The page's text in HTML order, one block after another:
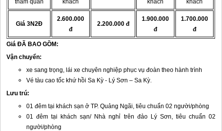
thăm quan
khách
khách
khách
Giá 3N2Đ
2.600.000
đ
2.200.000 đ
1.900.000
đ
1.700.000
đ
Giá ĐÃ BAO GỒM:
Vận chuyển:
xe sang trọng, lái xe chuyên nghiệp phục vụ đoàn theo hành trình
Vé tàu cao tốc khứ hồi Sa Kỳ - Lý Sơn – Sa Kỳ.
Lưu trú:
01 đêm tại khách sạn ở TP. Quảng Ngãi, tiêu chuẩn 02 người/phòng
01 đêm tại khách sạn/ Nhà nghỉ trên đảo Lý Sơn, tiêu chuẩn 02
người/phòng